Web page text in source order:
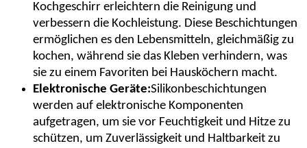
Kochgeschirr erleichtern die Reinigung und
verbessern die Kochleistung. Diese Beschichtungen
ermöglichen es den Lebensmitteln, gleichmäßig zu
kochen, während sie das Kleben verhindern, was
sie zu einem Favoriten bei Hausköchern macht.
Elektronische Geräte:Silikonbeschichtungen
werden auf elektronische Komponenten
aufgetragen, um sie vor Feuchtigkeit und Hitze zu
schützen, um Zuverlässigkeit und Haltbarkeit zu